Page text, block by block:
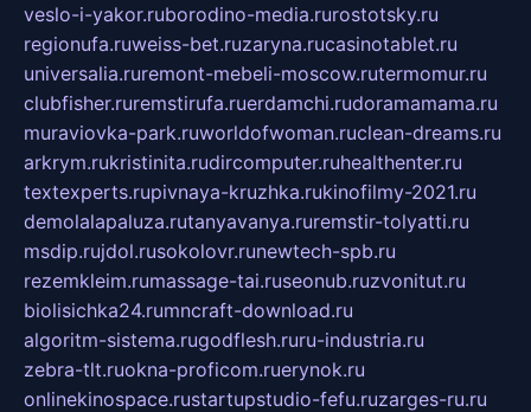
veslo-i-yakor.ruborodino-media.rurostotsky.ru
regionufa.ruweiss-bet.ruzaryna.rucasinotablet.ru
universalia.ruremont-mebeli-moscow.rutermomur.ru
clubfisher.ruremstirufa.ruerdamchi.rudoramamama.ru
muraviovka-park.ruworldofwoman.ruclean-dreams.ru
arkrym.rukristinita.rudircomputer.ruhealthenter.ru
textexperts.rupivnaya-kruzhka.rukinofilmy-2021.ru
demolalapaluza.rutanyavanya.ruremstir-tolyatti.ru
msdip.rujdol.rusokolovr.runewtech-spb.ru
rezemkleim.rumassage-tai.ruseonub.ruzvonitut.ru
biolisichka24.rumncraft-download.ru
algoritm-sistema.rugodflesh.ruru-industria.ru
zebra-tlt.ruokna-proficom.ruerynok.ru
onlinekinospace.rustartupstudio-fefu.ruzarges-ru.ru